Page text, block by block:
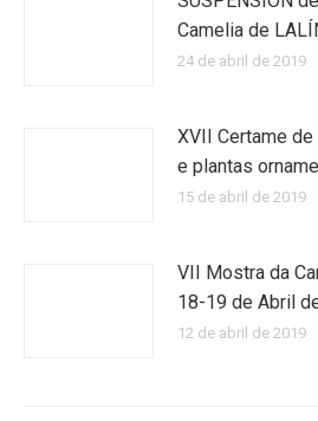
Camelia de
24 de abril de 2019
XVII Certame
e plantas
15 de abril de 2019
VII Mostra da
18-19 de Abril
12 de abril de 2019